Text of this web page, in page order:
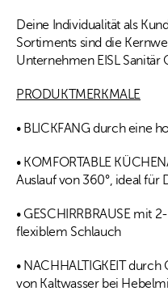
Deine Individualität als
Sortiments sind die
Unternehmen EISL Sanitär
PRODUKTMERKMALE
• BLICKFANG durch eine
• KOMFORTABLE
Auslauf von 360°, ideal für
• GESCHIRRBRAUSE mit
flexiblem Schlauch
• NACHHALTIGKEIT
von Kaltwasser bei